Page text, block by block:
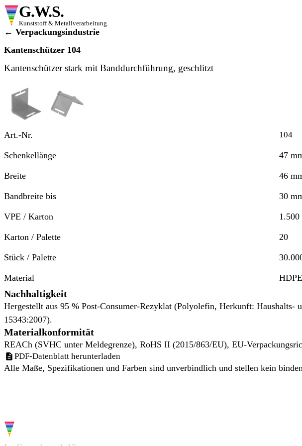
G.W.S.
Kunststoff & Metallverarbeitung
← Verpackungsindustrie
Kantenschützer 104
Kantenschützer stark mit Banddurchführung, geschlitzt
Ansicht 1 Ansicht 2
Art.-Nr. 104
Schenkellänge 47
Breite 46
Bandbreite bis 30
VPE / Karton 1.500
Karton / Palette 20
Stück / Palette
Material
Nachhaltigkeit
Hergestellt aus 95 % Post-Consumer-Rezyklat (Polyolefin, Herkunft:
15343:2007).
Materialkonformität
REACh (SVHC unter Meldegrenze), RoHS II (2015/863/EU), EU-
PDF-Datenblatt herunterladen
Alle Maße, Spezifikationen und Farben sind unverbindlich und stellen kein